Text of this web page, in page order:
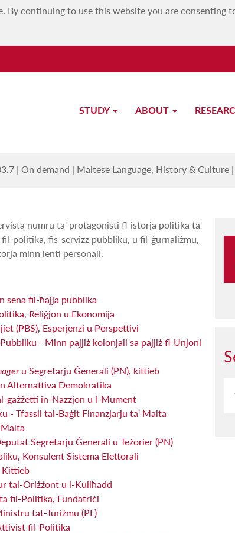
By continuing to use this website you are consenting
STUDY ABOUT
| On demand | Maltese Language, History & Culture|
numru ta' protagonisti fl-istorja politika ta'
politika, fis-servizz pubbliku, u fil-ġurnaliżmu,
minn lenti personali.
sena fil-ħajja pubblika
Reliġjon u Ekonomija
(PBS), Esperjenzi u Perspettivi
- Minn pajjiż kolonjali sa pajjiż fl-Unjoni
u Segretarju Ġenerali (PN), kittieb
Alternattiva Demokratika
gażżetti in-Nazzjon u l-Mument
- Tfassil tal-Baġit Finanzjarju ta' Malta
Segretarju Ġenerali u Teżorier (PN)
Konsulent Sistema Elettorali
Kittieb
tal-Oriżżont u l-Kullħadd
fil-Politika, Fundatriċi
tat-Turiżmu (PL)
fil-Politika